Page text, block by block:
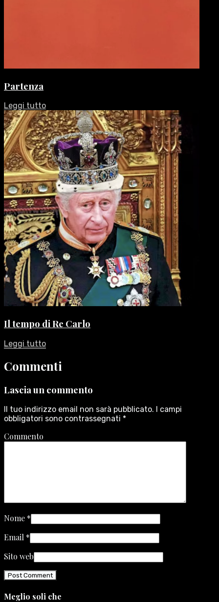
Partenza
Leggi tutto
Il tempo di Re Carlo
Leggi tutto
Commenti
Lascia un commento
Il tuo indirizzo email non sarà pubblicato.
I campi
obbligatori sono contrassegnati *
Commento
Nome *
Email *
Sito web
Meglio soli che